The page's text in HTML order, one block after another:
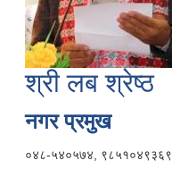
श्री लब श्रेष्ठ
नगर प्रमुख
०४८-५४०५७४, ९८५१०४९३६९